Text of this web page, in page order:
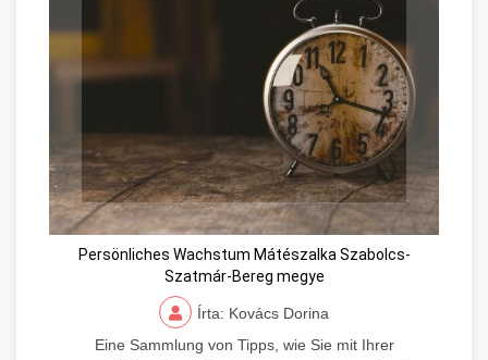
Persönliches Wachstum Mátészalka Szabolcs-
Szatmár-Bereg megye
Írta: Kovács Dorina
Eine Sammlung von Tipps, wie Sie mit Ihrer